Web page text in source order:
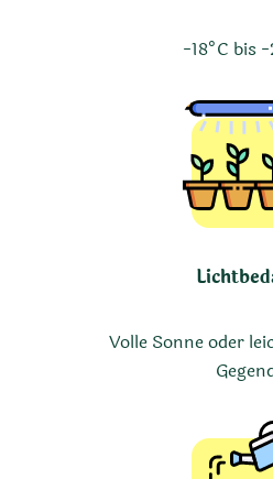
-18°C bis
Volle Sonne oder